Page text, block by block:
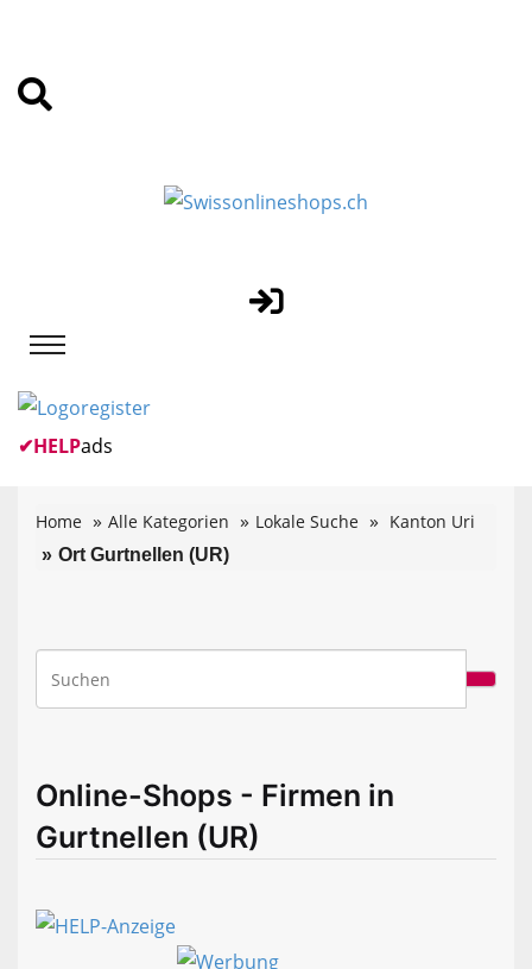
✔HELPads
Home Alle Kategorien Lokale Suche Kanton Uri
Ort Gurtnellen (UR)
Online-Shops - Firmen in
Gurtnellen (UR)